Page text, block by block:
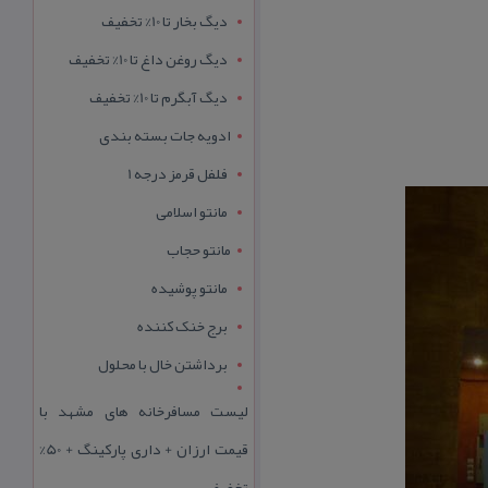
دیگ بخار تا 10% تخفیف
دیگ روغن داغ تا 10% تخفیف
دیگ آبگرم تا 10% تخفیف
ادویه جات بسته بندی
فلفل قرمز درجه 1
مانتو اسلامی
مانتو حجاب
مانتو پوشیده
برج خنک کننده
برداشتن خال با محلول
لیست مسافرخانه های مشهد با
قیمت ارزان + داری پارکینگ + 50%